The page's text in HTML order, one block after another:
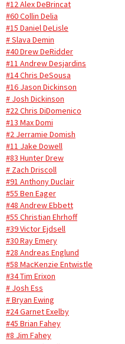
#12 Alex DeBrincat
#60 Collin Delia
#15 Daniel DeLisle
# Slava Demin
#40 Drew DeRidder
#11 Andrew Desjardins
#14 Chris DeSousa
#16 Jason Dickinson
# Josh Dickinson
#22 Chris DiDomenico
#13 Max Domi
#2 Jerramie Domish
#11 Jake Dowell
#83 Hunter Drew
# Zach Driscoll
#91 Anthony Duclair
#55 Ben Eager
#48 Andrew Ebbett
#55 Christian Ehrhoff
#39 Victor Ejdsell
#30 Ray Emery
#28 Andreas Englund
#58 MacKenzie Entwistle
#34 Tim Erixon
# Josh Ess
# Bryan Ewing
#24 Garnet Exelby
#45 Brian Fahey
#8 Jim Fahey